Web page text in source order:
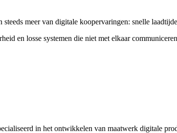
meer van digitale koopervaringen: snelle
en losse systemen die niet met elkaar
in het ontwikkelen van maatwerk digitale